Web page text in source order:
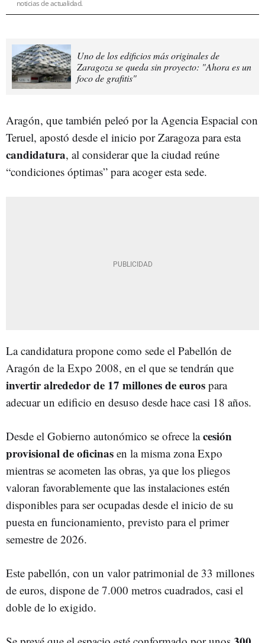
noticias de actualidad.
Uno de los edificios más originales de
Zaragoza se queda sin proyecto: "Ahora es un
foco de grafitis"
Aragón, que también peleó por la Agencia Espacial con
Teruel, apostó desde el inicio por Zaragoza para esta
candidatura, al considerar que la ciudad reúne
“condiciones óptimas” para acoger esta sede.
La candidatura propone como sede el Pabellón de
Aragón de la Expo 2008, en el que se tendrán que
invertir alrededor de 17 millones de euros para
adecuar un edificio en desuso desde hace casi 18 años.
Desde el Gobierno autonómico se ofrece lacesión
provisional de oficinas en la misma zona Expo
mientras se acometen las obras, ya que los pliegos
valoran favorablemente que las instalaciones estén
disponibles para ser ocupadas desde el inicio de su
puesta en funcionamiento, previsto para el primer
semestre de 2026.
Este pabellón, con un valor patrimonial de 33 millones
de euros, dispone de 7.000 metros cuadrados, casi el
doble de lo exigido.